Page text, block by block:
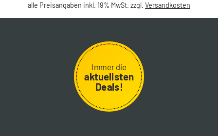
alle Preisangaben inkl. 19% MwSt. zzgl. Versandkosten
Immer die
aktuellsten
Deals!